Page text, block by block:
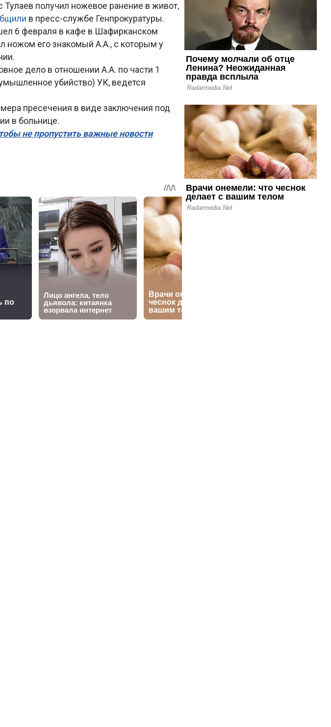
получил ножевое ранение в живот,
в пресс-службе Генпрокуратуры.
6 февраля в кафе в Шафирканском
ножом его знакомый А.А., с которым у
дело в отношении А.А. по части 1
убийство) УК, ведется
пресечения в виде заключения под
в больнице.
не пропустить важные новости